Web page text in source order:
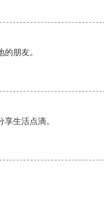
朋友。
生活点滴。